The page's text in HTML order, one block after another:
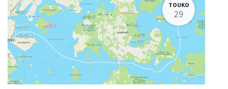
TOUKO
29